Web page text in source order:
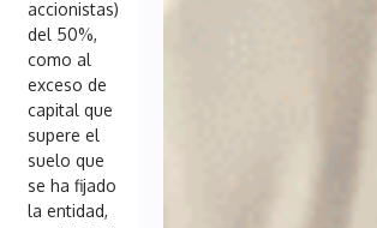
accionistas)
del 50%,
como al
exceso de
capital que
supere el
suelo que
se ha fijado
la entidad,